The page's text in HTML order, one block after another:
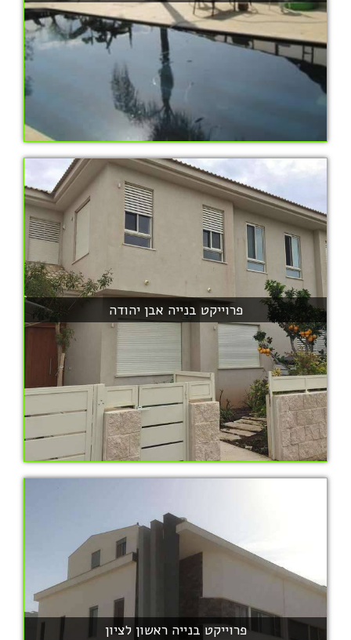
פרוייקט בנייה אבן יהודה
פרוייקט בנייה ראשון לציון